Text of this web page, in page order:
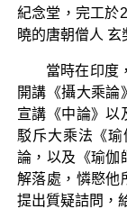
紀念堂，完工於
曉的唐朝僧人 玄
當時在印度
開講《攝大乘論
宣講《中論》以
駁斥大乘法《
論，以及《瑜伽
解落處，憐愍他
提出質疑詰問，